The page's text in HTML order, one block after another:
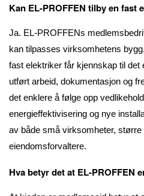
Kan EL-PROFFEN tilby en fast
Ja. EL-PROFFENs
kan tilpasses virksomhetens
fast elektriker får kjennskap til det
utført arbeid, dokumentasjon og
det enklere å følge opp
energieffektivisering og nye
av både små virksomheter,
eiendomsforvaltere.
Hva betyr det at EL-PROFFEN